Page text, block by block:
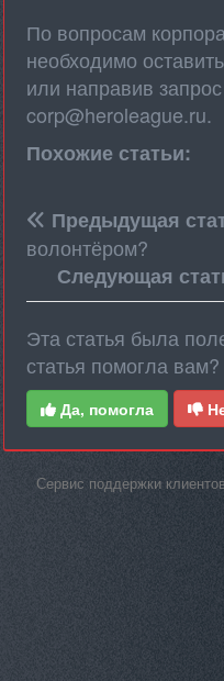
По вопросам
необходимо
или направив
corp@heroleague.ru.
Похожие статьи:
Предыдущая
волонтёром?
Следующая
Эта статья была
статья помогла вам?
Да, помогла
Сервис поддержки